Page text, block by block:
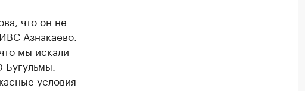
что он не
Азнакаево.
мы искали
условия